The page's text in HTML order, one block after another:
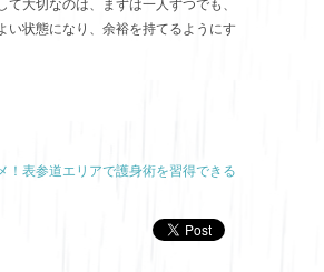
て大切なのは、まずは一人ずつでも、
い状態になり、余裕を持てるようにす
！表参道エリアで護身術を習得できる